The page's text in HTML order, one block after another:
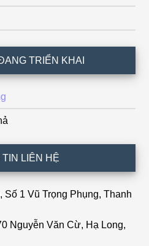
TRIỂN KHAI
LIÊN HỆ
Số 1 Vũ Trọng Phụng, Thanh
Nguyễn Văn Cừ, Hạ Long,